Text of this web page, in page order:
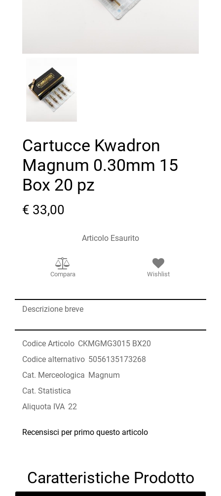
Cartucce Kwadron
Magnum 0.30mm 15
Box 20 pz
€ 33,00
Articolo Esaurito
Compara Wishlist
Descrizione breve
Codice Articolo CKMGMG3015 BX20
Codice alternativo 5056135173268
Cat. Merceologica Magnum
Cat. Statistica
Aliquota IVA 22
Recensisci per primo questo articolo
Caratteristiche Prodotto